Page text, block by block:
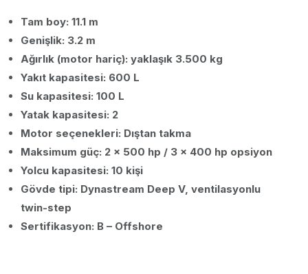
Tam boy: 11.1 m
Genişlik: 3.2 m
Ağırlık (motor hariç): yaklaşık 3.500 kg
Yakıt kapasitesi: 600 L
Su kapasitesi: 100 L
Yatak kapasitesi: 2
Motor seçenekleri: Dıştan takma
Maksimum güç: 2 x 500 hp / 3 x 400 hp opsiyon
Yolcu kapasitesi: 10 kişi
Gövde tipi: Dynastream Deep V, ventilasyonlu
twin-step
Sertifikasyon: B – Offshore